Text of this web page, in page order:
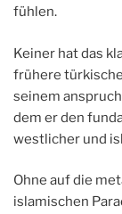
fühlen.
Keiner hat das
frühere
seinem
dem er den
westlicher und
Ohne auf die
islamischen